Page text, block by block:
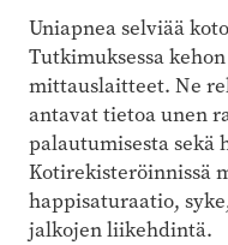
Uniapnea selviää
Tutkimuksessa
mittauslaitteet. Ne
antavat tietoa unen
palautumisesta sekä
Kotirekisteröinnissä
happisaturaatio,
jalkojen liikehdintä.